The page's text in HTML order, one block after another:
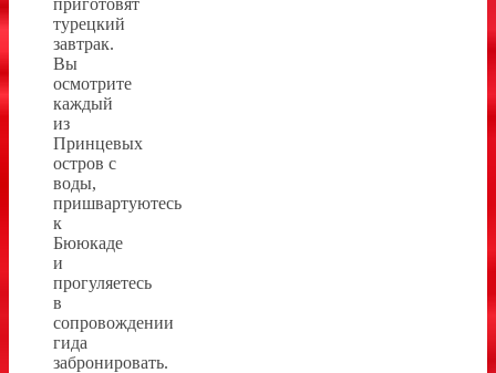
турецкий
завтрак.
Вы
осмотрите
каждый
из
Принцевых
остров с
воды,
пришвартуютесь
к
Бююкаде
и
прогуляетесь
в
сопровождении
гида
забронировать.